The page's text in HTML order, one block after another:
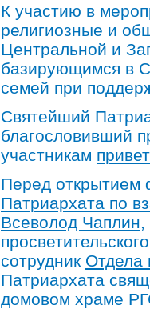
К участию в
религиозные и
Центральной и
базирующимся в
семей при
Святейший
благословивший
участникам
Перед открытием
Патриархата по
Всеволод Чаплин,
сотрудник Отдела
Патриархата
домовом храме